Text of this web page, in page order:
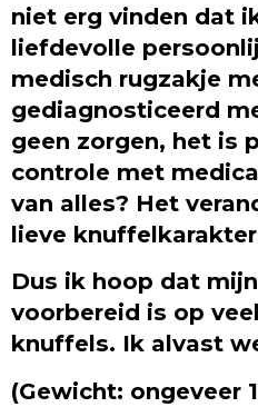
niet erg vinden dat
liefdevolle
medisch rugzakje
gediagnosticeerd
geen zorgen, het is
controle met
van alles? Het
lieve
Dus ik hoop dat
voorbereid is op
knuffels. Ik alvast
(Gewicht: ongeveer